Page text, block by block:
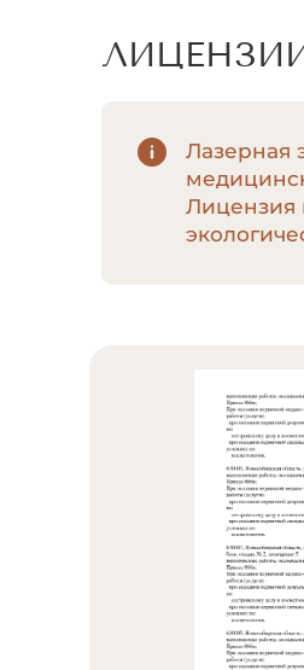
Лазерная
Лицензия